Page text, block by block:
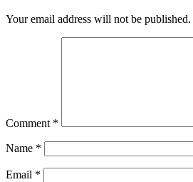
Your email address will not be published.
Comment *
Name *
Email *